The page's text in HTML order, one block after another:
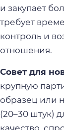
и закупает
требует
контроль и
отношения.
Совет для
крупную
образец или
(20–30 штук)